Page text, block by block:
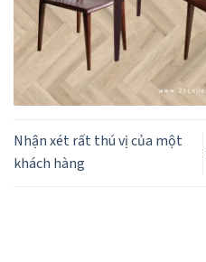
Nhận xét rất thú vị của một
khách hàng